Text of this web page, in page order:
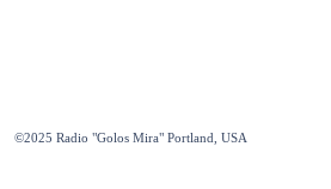
©2025 Radio "Golos Mira" Portland, USA